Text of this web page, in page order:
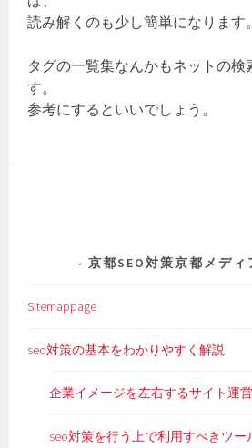
読み解くのも少し簡単になります。
タグの一覧集なんかもネットの
す。
参考にするといいでしょう。
京都SEO対策京都メディ
Sitemappage
seo対策の基本をわかりやすく解説
企業イメージを左右するサイト運営
seo対策を行う上で利用すべきツー